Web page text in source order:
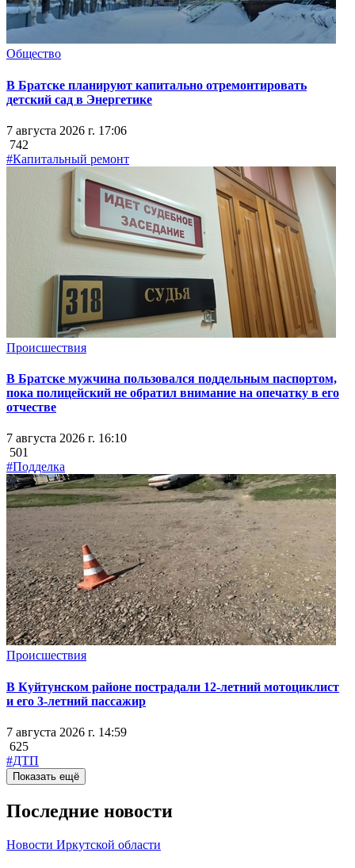
Общество
В Братске планируют капитально отремонтировать
детский сад в Энергетике
7 августа 2026 г. 17:06
742
#Капитальный ремонт
Происшествия
В Братске мужчина пользовался поддельным паспортом,
пока полицейский не обратил внимание на опечатку в его
отчестве
7 августа 2026 г. 16:10
501
#Подделка
Происшествия
В Куйтунском районе пострадали 12-летний мотоциклист
и его 3-летний пассажир
7 августа 2026 г. 14:59
625
#ДТП
Показать ещё
Последние новости
Новости Иркутской области